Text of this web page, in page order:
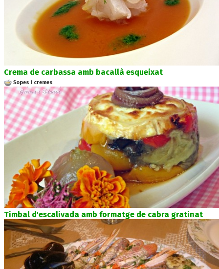
Crema de carbassa amb bacallà esqueixat
Sopes i cremes
Timbal d'escalivada amb formatge de cabra gratinat